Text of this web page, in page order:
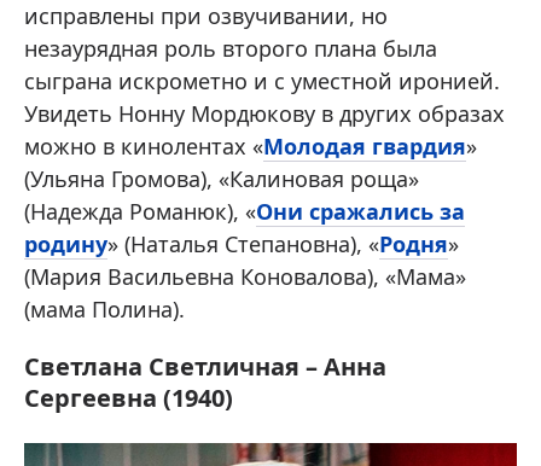
исправлены при озвучивании, но
незаурядная роль второго плана была
сыграна искрометно и с уместной иронией.
Увидеть Нонну Мордюкову в других образах
можно в кинолентах «Молодая гвардия»
(Ульяна Громова), «Калиновая роща»
(Надежда Романюк), «Они сражались за
родину» (Наталья Степановна), «Родня»
(Мария Васильевна Коновалова), «Мама»
(мама Полина).
Светлана Светличная – Анна
Сергеевна (1940)